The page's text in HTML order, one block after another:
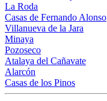
La Roda
Casas de Fernando Alonso
Villanueva de la Jara
Minaya
Pozoseco
Atalaya del Cañavate
Alarcón
Casas de los Pinos